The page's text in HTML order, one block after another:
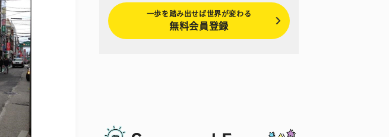
一歩を踏み出せば世界が変わる
無料会員登録